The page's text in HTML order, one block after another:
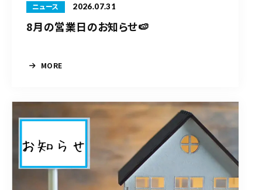
ニュース 2026.07.31
8月の営業日のお知らせ🍉
MORE